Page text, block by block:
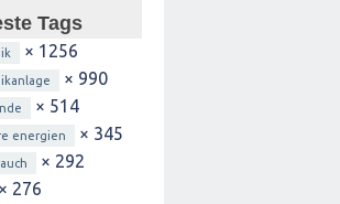
Tags
× 1256
× 990
× 514
energien × 345
× 292
× 276